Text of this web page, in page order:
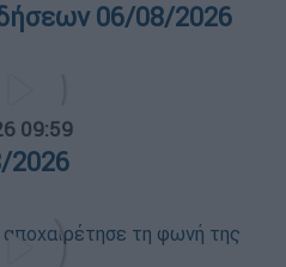
06/08/2026
09:59
2026